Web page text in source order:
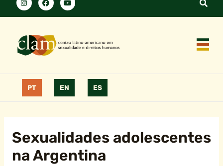
PT EN ES
Sexualidades adolescentes
na Argentina